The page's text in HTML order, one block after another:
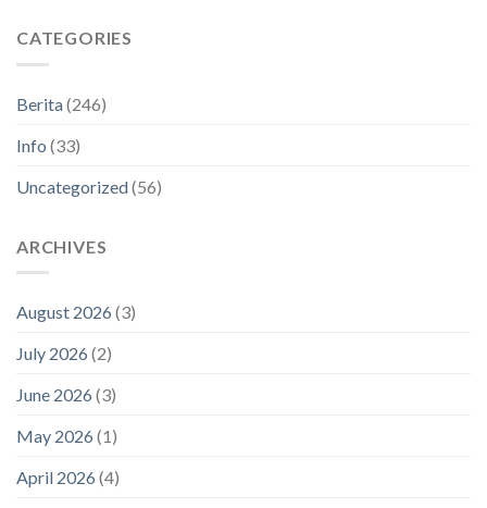
CATEGORIES
Berita(246)
Info (33)
Uncategorized(56)
ARCHIVES
August 2026 (3)
July 2026 (2)
June 2026 (3)
May 2026 (1)
April 2026 (4)